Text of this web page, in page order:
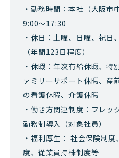
・勤務時間：本社（大阪市
9:00～17:30
・休日：土曜、日曜、祝日
（年間123日程度）
・休暇：年次有給休暇、特
ァミリーサポート休暇、産
の看護休暇、介護休暇
・働き方関連制度：フレッ
勤務制導入（対象社員）
・福利厚生： 社会保険制
度、従業員持株制度等